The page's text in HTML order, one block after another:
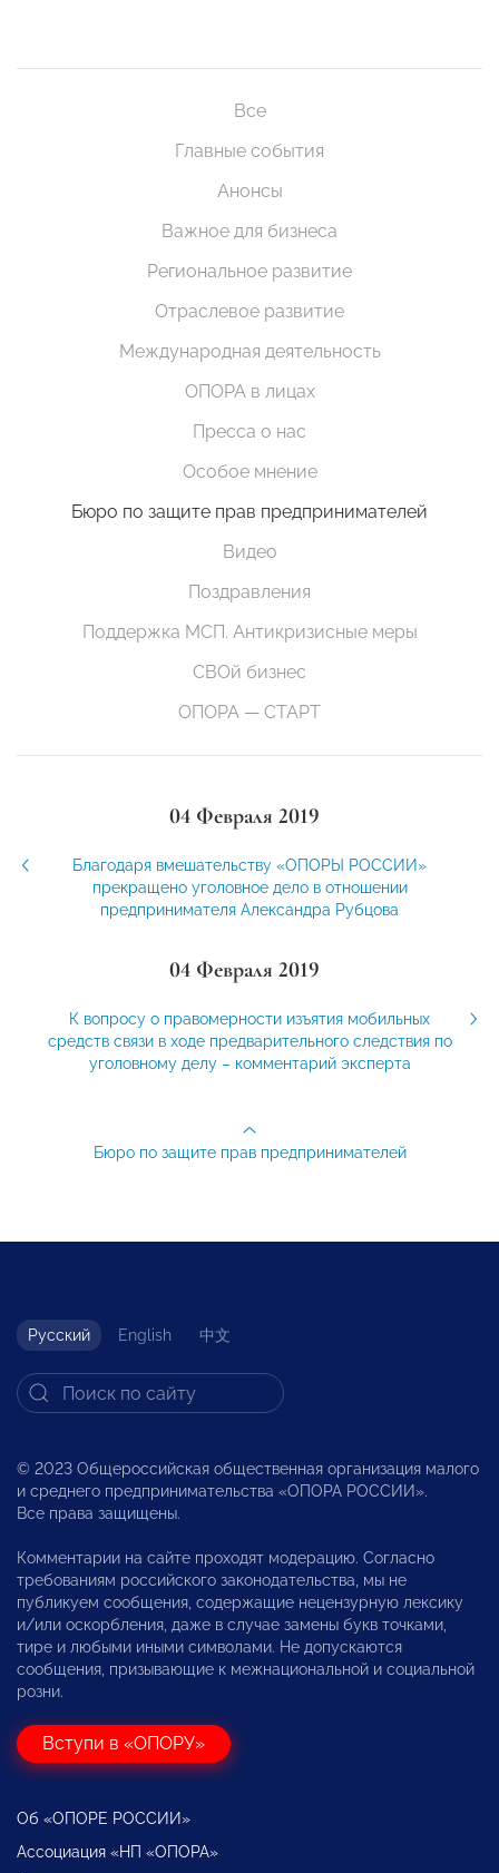
Все
Главные события
Анонсы
Важное для бизнеса
Региональное развитие
Отраслевое развитие
Международная деятельность
ОПОРА в лицах
Пресса о нас
Особое мнение
Бюро по защите прав предпринимателей
Видео
Поздравления
Поддержка МСП. Антикризисные меры
СВОй бизнес
ОПОРА — СТАРТ
04 Февраля 2019
Благодаря вмешательству «ОПОРЫ РОССИИ»
прекращено уголовное дело в отношении
предпринимателя Александра Рубцова
04 Февраля 2019
К вопросу о правомерности изъятия мобильных
средств связи в ходе предварительного следствия по
уголовному делу – комментарий эксперта
Бюро по защите прав предпринимателей
Русский English 中文
© 2023 Общероссийская общественная организация малого
и среднего предпринимательства «ОПОРА РОССИИ».
Все права защищены.
Комментарии на сайте проходят модерацию. Согласно
требованиям российского законодательства, мы не
публикуем сообщения, содержащие нецензурную лексику
и/или оскорбления, даже в случае замены букв точками,
тире и любыми иными символами. Не допускаются
сообщения, призывающие к межнациональной и социальной
розни.
Вступи в «ОПОРУ»
Об «ОПОРЕ РОССИИ»
Ассоциация «НП «ОПОРА»